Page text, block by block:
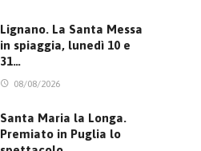
Lignano. La Santa Messa
in spiaggia, lunedì 10 e
31…
08/08/2026
Santa Maria la Longa.
Premiato in Puglia lo